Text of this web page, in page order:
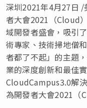
深圳2021年4月27日
者大會2021（Cloud
域開發者盛會，吸引
術專家、技術掃地僧
者都了不起」的主題
業的深度創新和最佳
CloudCampus3.0解
為開發者大會2021（